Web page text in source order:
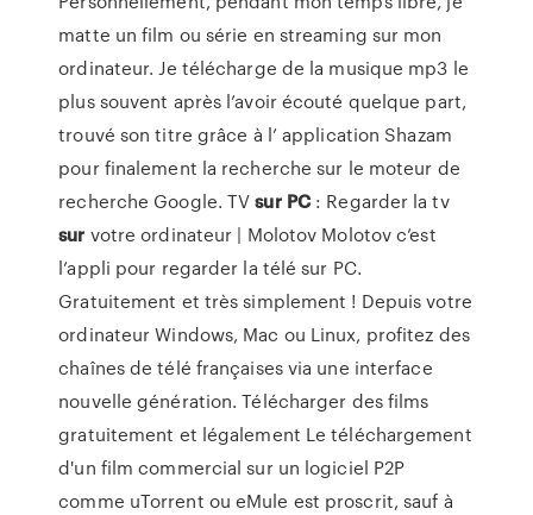
matte un film ou série en streaming sur mon
ordinateur. Je télécharge de la musique mp3 le
plus souvent après l’avoir écouté quelque part,
trouvé son titre grâce à l’ application Shazam
pour finalement la recherche sur le moteur de
recherche Google. TVsur PC: Regarder la tv
sur votre ordinateur | Molotov Molotov c’est
l’appli pour regarder la télé sur PC.
Gratuitement et très simplement ! Depuis votre
ordinateur Windows, Mac ou Linux, profitez des
chaînes de télé françaises via une interface
nouvelle génération. Télécharger des films
gratuitement et légalement Le téléchargement
d'un film commercial sur un logiciel P2P
comme uTorrent ou eMule est proscrit, sauf à